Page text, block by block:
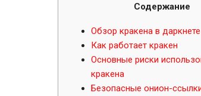
Содержание
Обзор кракена в даркнете
Как работает кракен
Основные риски
кракена
Безопасные онион-